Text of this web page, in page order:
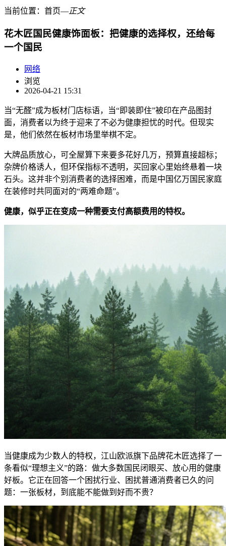
当前位置： 首页―正文
花木匠国民健康饰面板：把健康的选择权，还给每
一个国民
网络
浏览
2026-04-21 15:31
当“无醛”成为板材门店标语，当“即装即住”被印在产品图封
面，消费者以为终于迎来了不必为健康担忧的时代。但现实
是，他们依然在板材市场里举棋不定。
大牌品质放心，可全屋算下来要多花好几万，预算直接超标；
杂牌价格诱人，但环保指标不透明，买回家心里始终悬着一块
石头。这并非个别消费者的选择困难，而是中国亿万国民家庭
在装修时共同面对的“两难命题”。
健康，似乎正在变成一种需要支付高额费用的特权。
当健康成为少数人的特权，江山欧派旗下品牌花木匠选择了一
条看似“理想主义”的路：做大多数国民闭眼买、放心用的健康
好板。它正在回答一个困扰行业、困扰普通消费者已久的问
题：一张板材，到底能不能做到好而不贵？